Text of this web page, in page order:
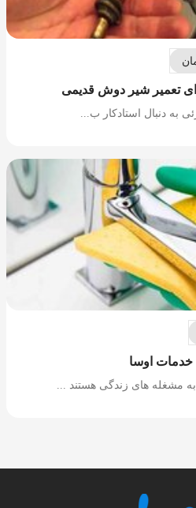
تعمیر شیر دوش قدیمی
به دنبال استادکار ب...
خدمات اوسا
مشغله های زندگی هستند ...